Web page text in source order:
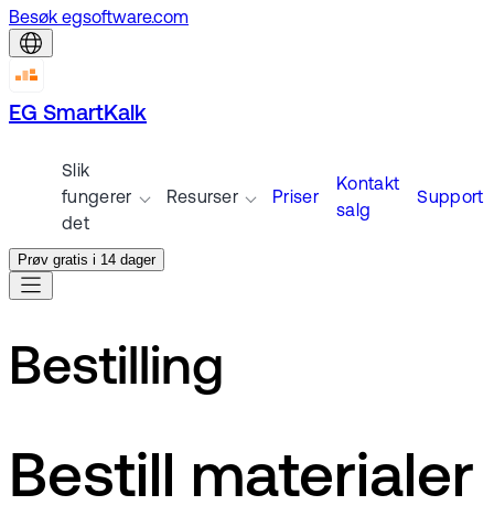
Besøk egsoftware.com
EG SmartKalk
Slik
fungerer
det
Resurser Priser
Kontakt
salg
Support
Prøv gratis i 14 dager
Bestilling
Bestill materialer